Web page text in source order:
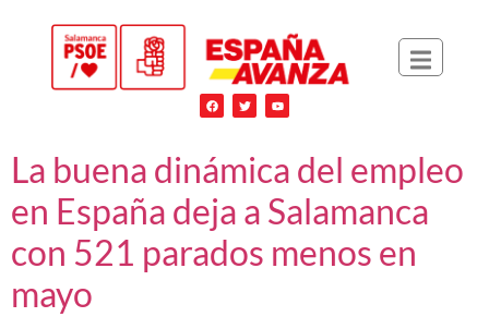
La buena dinámica del empleo
en España deja a Salamanca
con 521 parados menos en
mayo